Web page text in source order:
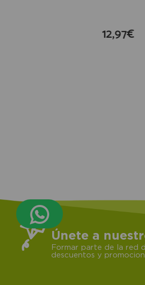
12,97€
Únete a
Formar parte de la red
descuentos y